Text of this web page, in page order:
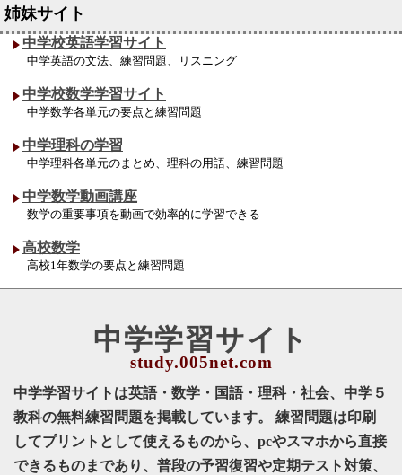
中学校英語学習サイト
中学英語の文法、練習問題、リスニング
中学校数学学習サイト
中学数学各単元の要点と練習問題
中学理科の学習
中学理科各単元のまとめ、理科の用語、練習問題
中学数学動画講座
数学の重要事項を動画で効率的に学習できる
高校数学
高校1年数学の要点と練習問題
中学学習サイト
中学学習サイトは英語・数学・国語・理科・社会、中学５
教科の無料練習問題を掲載しています。 練習問題は印刷
してプリントとして使えるものから、pcやスマホから直接
できるものまであり、普段の予習復習や定期テスト対策、